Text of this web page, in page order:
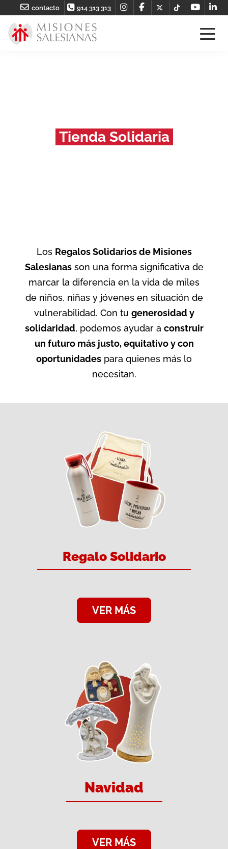
contacto 914 313 313
Tienda Solidaria
Los Regalos Solidarios de Misiones
Salesianasson una forma significativa de
marcar la diferencia en la vida de miles
de niños, niñas y jóvenes en situación de
vulnerabilidad. Con tu generosidad y
solidaridad, podemos ayudar a construir
un futuro más justo, equitativo y con
oportunidades para quienes más lo
necesitan.
Regalo Solidario
VER MÁS
Navidad
VER MÁS